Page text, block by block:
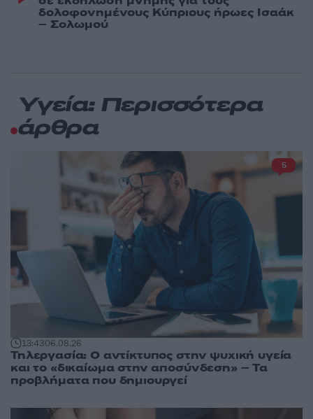
δολοφονημένους Κύπριους ήρωες Ισαάκ
– Σολωμού
Υγεία: Περισσότερα
άρθρα
13:4306.08.26
Τηλεργασία: Ο αντίκτυπος στην ψυχική υγεία
και το «δικαίωμα στην αποσύνδεση» – Τα
προβλήματα που δημιουργεί
5